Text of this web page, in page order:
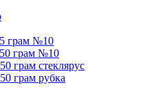
5 грам №10
50 грам №10
грам стеклярус
грам рубка